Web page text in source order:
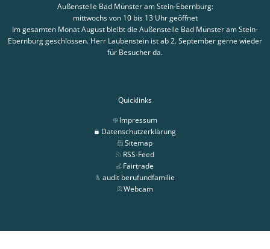
Außenstelle Bad Münster am Stein-Ebernburg:
mittwochs von 10 bis 13 Uhr geöffnet
Im gesamten Monat August bleibt die Außenstelle Bad Münster am Stein-
Ebernburg geschlossen. Herr Laubenstein ist ab 2. September gerne wieder
für Besucher da.
Quicklinks
Impressum
Datenschutzerklärung
Sitemap
RSS-Feed
Fairtrade
audit berufundfamilie
Webcam